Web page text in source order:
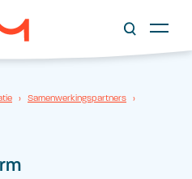
› Samenwerkingspartners
›